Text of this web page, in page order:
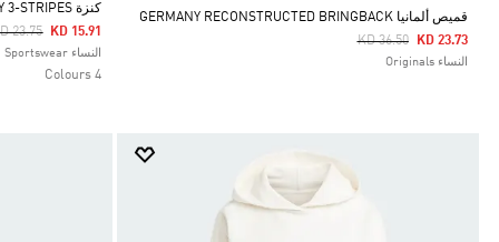
قميص ألمانيا GERMANY RECONSTRUCTED BRINGBACK
Price Reduced From
KD 36.50ToKD 23.73
النساء Originals
Selected
كنزة ALL SZN FRENCH TERRY 3-STRIPES
Reduced From
23.75ToKD 15.91
النساء Sportswear
4 Colours